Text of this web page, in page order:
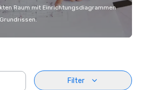
Raum mit Einrichtungsdiagrammen
Filter